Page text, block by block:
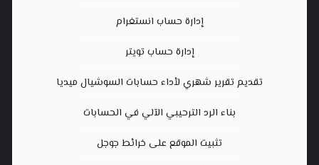
إدارة حساب انستغرام
إدارة حساب تويتر
تقديم تقرير شهري لأداء حسابات السوشيال ميديا
بناء الرد الترحيبي الآلي في الحسابات
تثبيت الموقع على خرائط جوجل